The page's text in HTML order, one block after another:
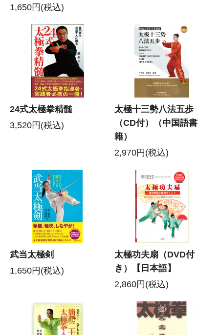
1,650円(税込)
24式太極拳精髄
3,520円(税込)
太極十三勢八法五歩
（CD付）（中国語書
籍）
2,970円(税込)
武当太極剣
1,650円(税込)
太極功夫扇（DVD付
き）【日本語】
2,860円(税込)